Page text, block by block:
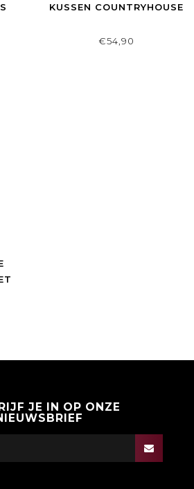
KUSSEN COUNTRYHOUSE
€54,90
JE IN OP ONZE